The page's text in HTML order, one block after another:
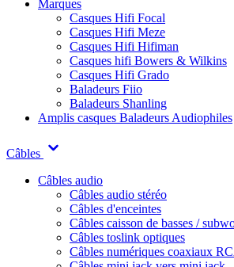
Marques
Casques Hifi Focal
Casques Hifi Meze
Casques Hifi Hifiman
Casques hifi Bowers & Wilkins
Casques Hifi Grado
Baladeurs Fiio
Baladeurs Shanling
Amplis casques Baladeurs Audiophiles
Câbles
Câbles audio
Câbles audio stéréo
Câbles d'enceintes
Câbles caisson de basses /
Câbles toslink optiques
Câbles numériques coaxiaux